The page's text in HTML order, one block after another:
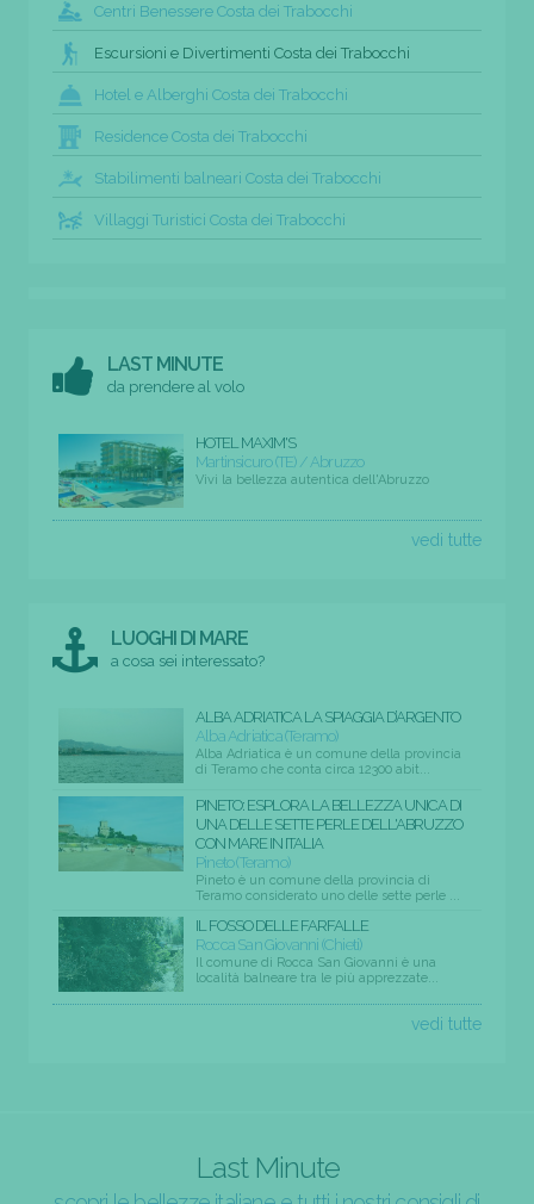
Centri Benessere Costa dei Trabocchi
Escursioni e Divertimenti Costa dei Trabocchi
Hotel e Alberghi Costa dei Trabocchi
Residence Costa dei Trabocchi
Stabilimenti balneari Costa dei Trabocchi
Villaggi Turistici Costa dei Trabocchi
LAST MINUTE
da prendere al volo
HOTEL MAXIM'S
Martinsicuro (TE) / Abruzzo
Vivi la bellezza autentica dell'Abruzzo
vedi tutte
LUOGHI DI MARE
a cosa sei interessato?
ALBA ADRIATICA LA SPIAGGIA D’ARGENTO
Alba Adriatica (Teramo)
Alba Adriatica è un comune della provincia
di Teramo che conta circa 12300 abit...
PINETO: ESPLORA LA BELLEZZA UNICA DI
UNA DELLE SETTE PERLE DELL'ABRUZZO
CON MARE IN ITALIA
Pineto (Teramo)
Pineto è un comune della provincia di
Teramo considerato uno delle sette perle ...
IL FOSSO DELLE FARFALLE
Rocca San Giovanni (Chieti)
Il comune di Rocca San Giovanni è una
località balneare tra le più apprezzate...
vedi tutte
Last Minute